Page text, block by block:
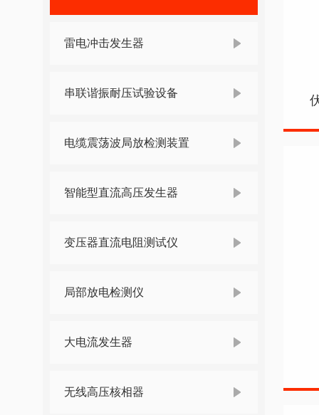
雷电冲击发生器
串联谐振耐压试验设备
电缆震荡波局放检测装置
智能型直流高压发生器
变压器直流电阻测试仪
局部放电检测仪
大电流发生器
无线高压核相器